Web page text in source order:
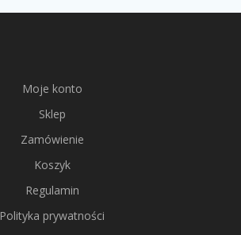
Moje konto
Sklep
Zamówienie
Koszyk
Regulamin
Polityka prywatności